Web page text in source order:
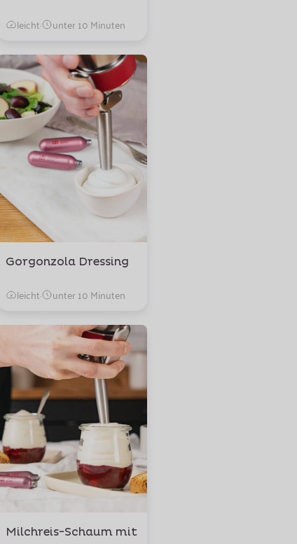
leicht· unter 10 Minuten
Gorgonzola Dressing
leicht· unter 10 Minuten
Milchreis-Schaum mit